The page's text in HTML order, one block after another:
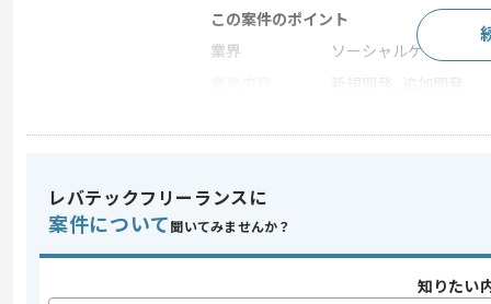
この案件のポイント
業界
ソーシャルゲーム , コ
新規開発 , 追加開発
スキル
求めるスキル
・Unityを用いた開発経験
・ゲーム内の実装経験
レバテックフリーランスに
案件について 聞いてみませんか？
知りたい